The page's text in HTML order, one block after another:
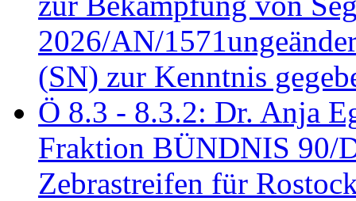
2026/AN/
(SN) zur Kenntnis
Ö 8.3 - 8.3.2: Dr. Anja
Fraktion BÜNDNIS 90/
Zebrastreifen für